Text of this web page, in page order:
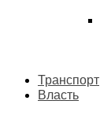
Транспорт
Власть